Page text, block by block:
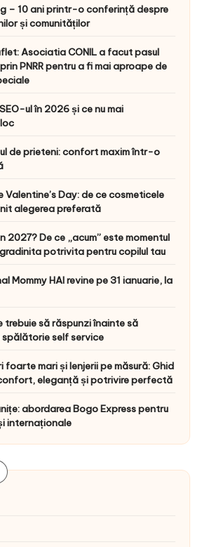
– 10 ani printr-o conferință despre
și comunităților
Asociatia CONIL a facut pasul
PNRR pentru a fi mai aproape de
ul în 2026 și ce nu mai
de prieteni: confort maxim într-o
Valentine’s Day: de ce cosmeticele
alegerea preferată
2027? De ce „acum” este momentul
potrivita pentru copilul tau
Mommy HAI revine pe 31 ianuarie, la
trebuie să răspunzi înainte să
self service
foarte mari și lenjerii pe măsură: Ghid
eleganță și potrivire perfectă
abordarea Bogo Express pentru
internaționale